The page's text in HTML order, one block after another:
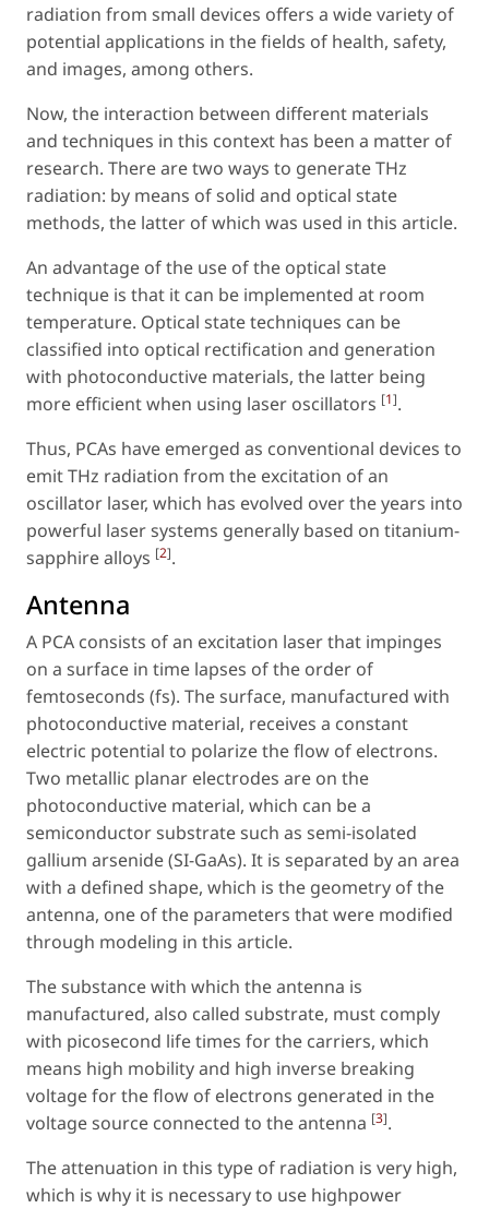
radiation from small devices offers a wide variety of
potential applications in the fields of health, safety,
and images, among others.
Now, the interaction between different materials
and techniques in this context has been a matter of
research. There are two ways to generate THz
radiation: by means of solid and optical state
methods, the latter of which was used in this article.
An advantage of the use of the optical state
technique is that it can be implemented at room
temperature. Optical state techniques can be
classified into optical rectification and generation
with photoconductive materials, the latter being
more efficient when using laser oscillators [1].
Thus, PCAs have emerged as conventional devices to
emit THz radiation from the excitation of an
oscillator laser, which has evolved over the years into
powerful laser systems generally based on titanium-
sapphire alloys [2].
Antenna
A PCA consists of an excitation laser that impinges
on a surface in time lapses of the order of
femtoseconds (fs). The surface, manufactured with
photoconductive material, receives a constant
electric potential to polarize the flow of electrons.
Two metallic planar electrodes are on the
photoconductive material, which can be a
semiconductor substrate such as semi-isolated
gallium arsenide (SI-GaAs). It is separated by an area
with a defined shape, which is the geometry of the
antenna, one of the parameters that were modified
through modeling in this article.
The substance with which the antenna is
manufactured, also called substrate, must comply
with picosecond life times for the carriers, which
means high mobility and high inverse breaking
voltage for the flow of electrons generated in the
voltage source connected to the antenna [3].
The attenuation in this type of radiation is very high,
which is why it is necessary to use highpower